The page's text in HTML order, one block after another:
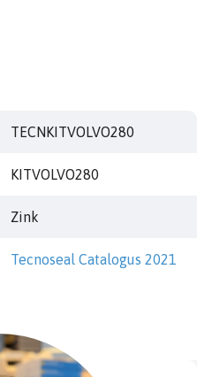
TECNKITVOLVO280
KITVOLVO280
Zink
Tecnoseal Catalogus 2021